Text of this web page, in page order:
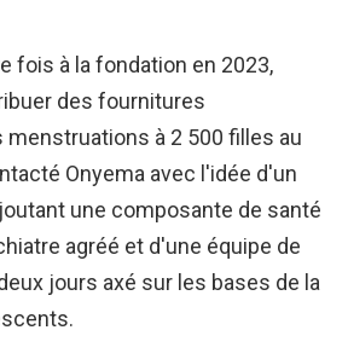
fois à la fondation en 2023,
des fournitures
à 2 500 filles au
Onyema avec l'idée d'un
une composante de santé
agréé et d'une équipe de
jours axé sur les bases de la